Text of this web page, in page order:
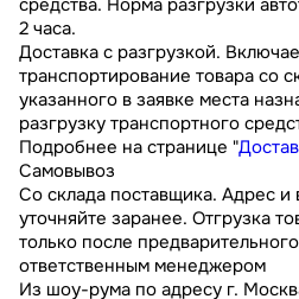
средства. Норма разгрузки
2 часа.
Доставка с разгрузкой.
транспортирование товара со
указанного в заявке места
разгрузку транспортного
Подробнее на странице "
Самовывоз
Со склада поставщика. Адрес и
уточняйте заранее. Отгрузка
только после
ответственным менеджером
Из шоу-рума по адресу г.